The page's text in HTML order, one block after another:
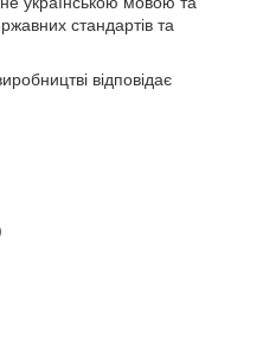
стандартів та
відповідає